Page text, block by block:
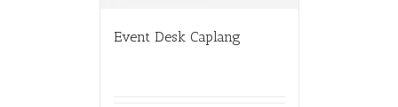
Event Desk Caplang